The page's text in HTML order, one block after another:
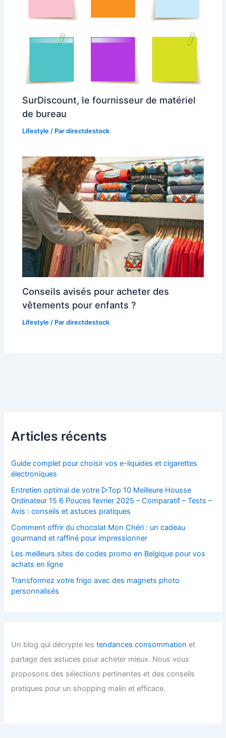
SurDiscount, le fournisseur de matériel
de bureau
Lifestyle / Pardirectdestock
Conseils avisés pour acheter des
vêtements pour enfants ?
Lifestyle / Pardirectdestock
Articles récents
Guide complet pour choisir vos e-liquides et cigarettes
électroniques
Entretien optimal de votre ▷Top 10 Meilleure Housse
Ordinateur 15 6 Pouces fevrier 2025 – Comparatif – Tests –
Avis : conseils et astuces pratiques
Comment offrir du chocolat Mon Chéri : un cadeau
gourmand et raffiné pour impressionner
Les meilleurs sites de codes promo en Belgique pour vos
achats en ligne
Transformez votre frigo avec des magnets photo
personnalisés
Un blog qui décrypte lestendances consommation et
partage des astuces pour acheter mieux. Nous vous
proposons des sélections pertinentes et des conseils
pratiques pour un shopping malin et efficace.